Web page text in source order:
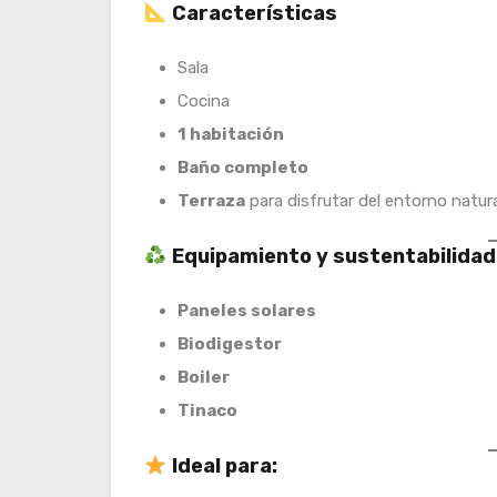
Características
Sala
Cocina
1 habitación
Baño completo
Terraza para disfrutar del entorno
Equipamiento y sustentabilidad
Paneles solares
Biodigestor
Boiler
Tinaco
Ideal para: